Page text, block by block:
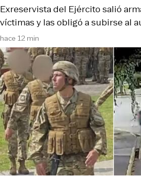
hace 12 min
Exreservista del Ejército salió
víctimas y las obligó a subirse al